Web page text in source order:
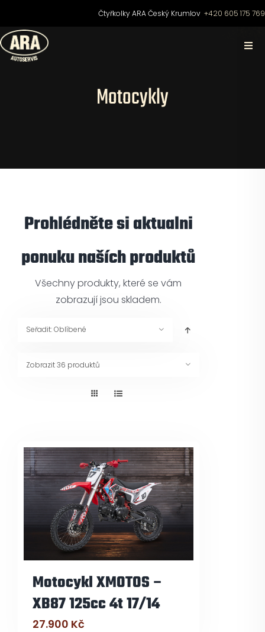
obsah
Čtyřkolky ARA Český Krumlov+420 605 175 769
Skútry
Motocykly
Prohlédněte si aktualni
ponuku naších produktů
Všechny produkty, které se vám
zobrazují jsou skladem.
Seřadit:Oblíbené
Zobrazit36 produktů
Motocykl XMOTOS –
XB87 125cc 4t 17/14
27.900 Kč